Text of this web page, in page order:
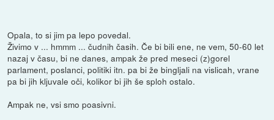
Opala, to si jim pa lepo povedal.
Živimo v ... hmmm ... čudnih časih. Če bi bili ene, ne vem, 50-60 let
nazaj v času, bi ne danes, ampak že pred meseci (z)gorel
parlament, poslanci, politiki itn. pa bi že bingljali na vislicah, vrane
pa bi jih kljuvale oči, kolikor bi jih še sploh ostalo.
Ampak ne, vsi smo poasivni.